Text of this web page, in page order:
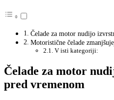
Čelade za motor nudijo
Motoristične čelade
V isti kategoriji:
Čelade za motor
pred vremenom